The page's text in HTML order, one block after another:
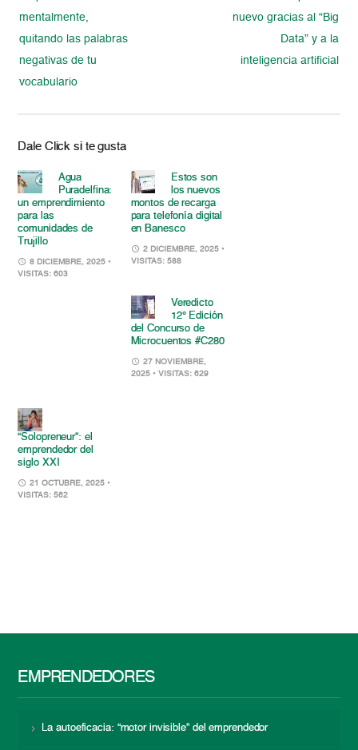
mentalmente,
quitando las palabras
negativas de tu
vocabulario
nuevo gracias al “Big
Data” y a la
inteligencia artificial
Dale Click si te gusta
Agua
Puradelfina:
un emprendimiento
para las
comunidades de
Trujillo
8 DICIEMBRE, 2025 •
VISITAS: 603
Estos son
los nuevos
montos de recarga
para telefonía digital
en Banesco
2 DICIEMBRE, 2025 •
VISITAS: 588
Veredicto
12° Edición
del Concurso de
Microcuentos #C280
27 NOVIEMBRE,
2025 • VISITAS: 629
“Solopreneur”: el
emprendedor del
siglo XXI
21 OCTUBRE, 2025 •
VISITAS: 562
EMPRENDEDORES
La autoeficacia: “motor invisible” del emprendedor